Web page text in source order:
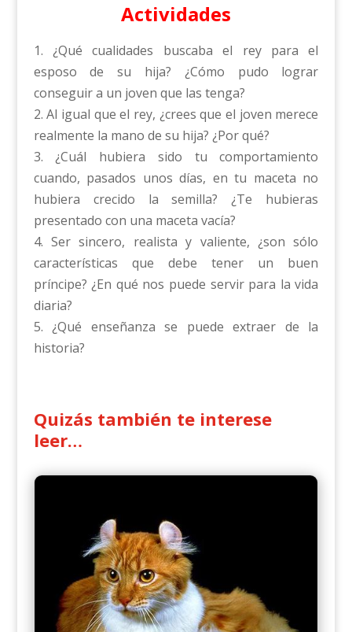
Actividades
1. ¿Qué cualidades buscaba el rey para el
esposo de su hija? ¿Cómo pudo lograr
conseguir a un joven que las tenga?
2. Al igual que el rey, ¿crees que el joven merece
realmente la mano de su hija? ¿Por qué?
3. ¿Cuál hubiera sido tu comportamiento
cuando, pasados unos días, en tu maceta no
hubiera crecido la semilla? ¿Te hubieras
presentado con una maceta vacía?
4. Ser sincero, realista y valiente, ¿son sólo
características que debe tener un buen
príncipe? ¿En qué nos puede servir para la vida
diaria?
5. ¿Qué enseñanza se puede extraer de la
historia?
Quizás también te interese
leer…